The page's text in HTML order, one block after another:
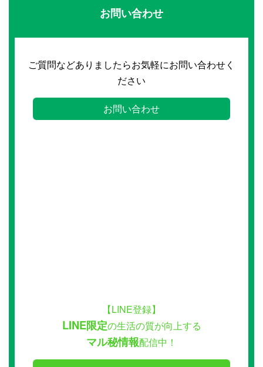
お問い合わせ
ご質問などありましたらお気軽にお問い合わせく
ださい
お問い合わせ
【LINE登録】
LINE限定の生活の質が向上する
マル秘情報配信中！